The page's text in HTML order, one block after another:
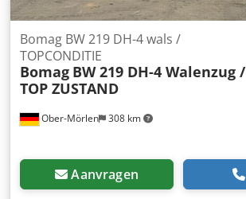
Ober-Mörlen 308 km
Bomag BW 219 DH-4 wals /
TOPCONDITIE
Bomag BW 219 DH-4 Walenzug /
TOP ZUSTAND
Aanvragen